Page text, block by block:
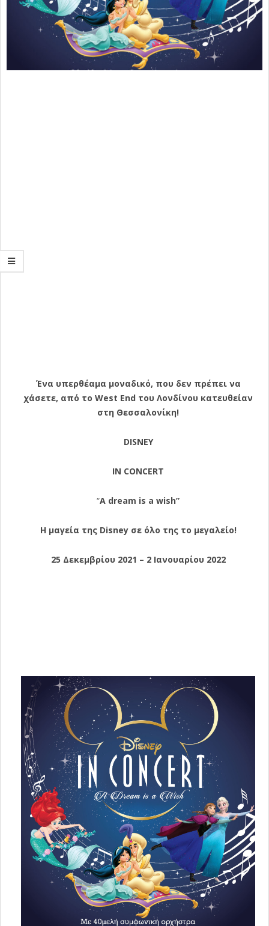
Ένα υπερθέαμα μοναδικό, που δεν πρέπει να
χάσετε, από το West End του Λονδίνου κατευθείαν
στη Θεσσαλονίκη!
DISNEY
IN CONCERT
“A dream is a wish”
Η μαγεία της Disney σε όλο της το μεγαλείο!
25 Δεκεμβρίου 2021 – 2 Ιανουαρίου 2022